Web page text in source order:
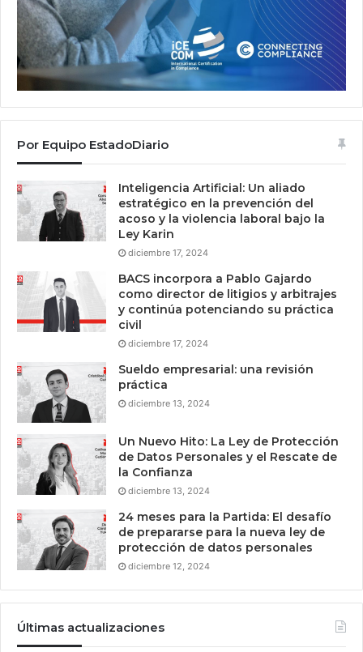
Por Equipo EstadoDiario
Inteligencia Artificial: Un aliado
estratégico en la prevención del
acoso y la violencia laboral bajo la
Ley Karin
diciembre 17, 2024
BACS incorpora a Pablo Gajardo
como director de litigios y arbitrajes
y continúa potenciando su práctica
civil
diciembre 17, 2024
Sueldo empresarial: una revisión
práctica
diciembre 13, 2024
Un Nuevo Hito: La Ley de Protección
de Datos Personales y el Rescate de
la Confianza
diciembre 13, 2024
24 meses para la Partida: El desafío
de prepararse para la nueva ley de
protección de datos personales
diciembre 12, 2024
Últimas actualizaciones